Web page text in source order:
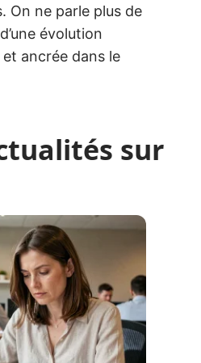
On ne parle plus de
évolution
ancrée dans le
sur